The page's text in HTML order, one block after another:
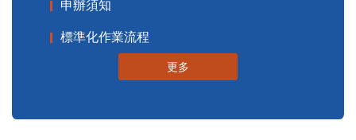
申辦須知
標準化作業流程
更多